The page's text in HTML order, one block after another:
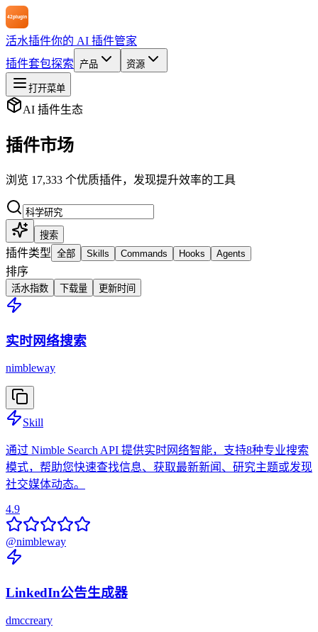
活水插件你的 AI 插件管家
插件套包探索 产品 资源
打开菜单
AI 插件生态
插件市场
浏览 17,333 个优质插件，发现提升效率的工具
搜索
插件类型 全部 Skills Commands Hooks Agents
排序
活水指数 下载量 更新时间
实时网络搜索
nimbleway
Skill
通过 Nimble Search API 提供实时网络智能，支持8种专业搜索
模式，帮助您快速查找信息、获取最新新闻、研究主题或发现
社交媒体动态。
4.9
@nimbleway
LinkedIn公告生成器
dmccreary